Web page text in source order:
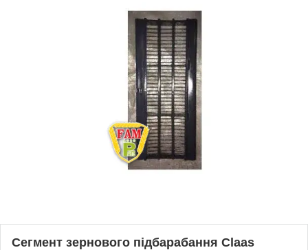
Сегмент зернового підбарабання Claas